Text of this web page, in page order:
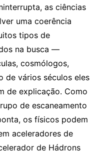
as ciências
uma coerência
tipos de
na busca —
cosmólogos,
de vários séculos eles
de explicação. Como
de escaneamento
os físicos podem
aceleradores de
de Hádrons